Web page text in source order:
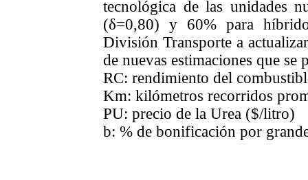
tecnológica de las unidades
(δ=0,80) y 60% para
División Transporte a
de nuevas estimaciones que se
RC: rendimiento del
Km: kilómetros recorridos
PU: precio de la Urea ($/litro)
b: % de bonificación por